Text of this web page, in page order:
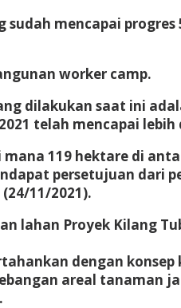
mencapai
worker camp.
dilakukan saat ini
telah mencapai lebih
119 hektare di
persetujuan dari
11/2021).
lahan Proyek Kilang
dengan
areal tanaman